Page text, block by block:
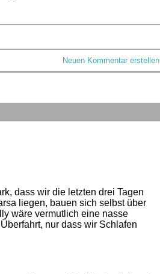
Neuen Kommentar erstellen
dass wir die letzten drei Tagen
liegen, bauen sich selbst über
wäre vermutlich eine nasse
nur dass wir Schlafen